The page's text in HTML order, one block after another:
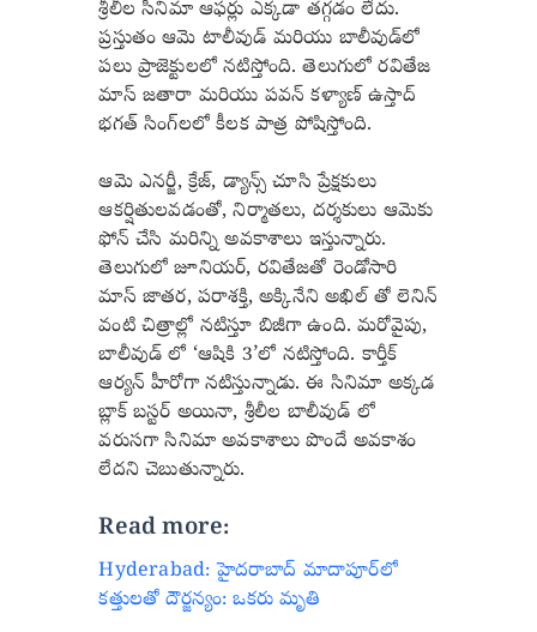
శ్రీలీల సినిమా ఆఫర్లు ఎక్కడా తగ్గడం లేదు.
ప్రస్తుతం ఆమె టాలీవుడ్ మరియు బాలీవుడ్‌లో
పలు ప్రాజెక్టులలో నటిస్తోంది. తెలుగులో రవితేజ
మాస్ జతారా మరియు పవన్ కళ్యాణ్ ఉస్తాద్
భగత్ సింగ్‌లలో కీలక పాత్ర పోషిస్తోంది.
ఆమె ఎనర్జీ, క్రేజ్, డ్యాన్స్ చూసి ప్రేక్షకులు
ఆకర్షితులవడంతో, నిర్మాతలు, దర్శకులు ఆమెకు
ఫోన్ చేసి మరిన్ని అవకాశాలు ఇస్తున్నారు.
తెలుగులో జూనియర్, రవితేజతో రెండోసారి
మాస్ జాతర, పరాశక్తి, అక్కినేని అఖిల్ తో లెనిన్
వంటి చిత్రాల్లో నటిస్తూ బిజీగా ఉంది. మరోవైపు,
బాలీవుడ్ లో ‘ఆషికి 3’లో నటిస్తోంది. కార్తీక్
ఆర్యన్ హీరోగా నటిస్తున్నాడు. ఈ సినిమా అక్కడ
బ్లాక్ బస్టర్ అయినా, శ్రీలీల బాలీవుడ్ లో
వరుసగా సినిమా అవకాశాలు పొందే అవకాశం
లేదని చెబుతున్నారు.
Read more:
Hyderabad: హైదరాబాద్ మాదాపూర్‌లో
కత్తులతో దౌర్జన్యం: ఒకరు మృతి